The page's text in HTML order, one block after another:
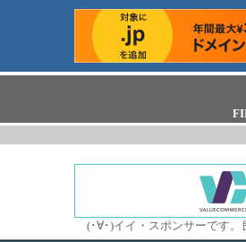
(･∀･)イイ・スポンサーです